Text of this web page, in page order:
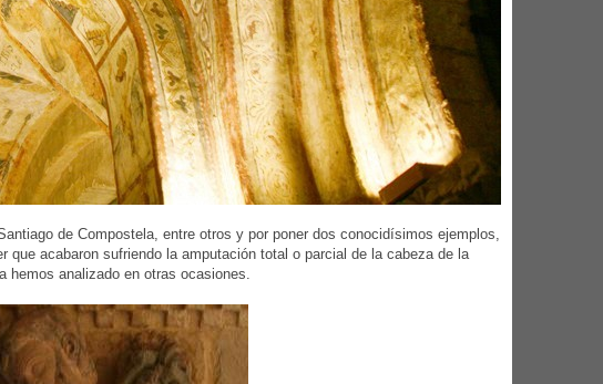
de Compostela, entre otros y por poner dos conocidísimos ejemplos,
acabaron sufriendo la amputación total o parcial de la cabeza de la
hemos analizado en otras ocasiones.